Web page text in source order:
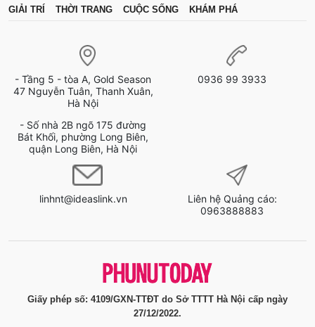
GIẢI TRÍ THỜI TRANG CUỘC SỐNG KHÁM PHÁ
- Tầng 5 - tòa A, Gold Season
47 Nguyễn Tuân, Thanh Xuân,
Hà Nội
- Số nhà 2B ngõ 175 đường
Bát Khối, phường Long Biên,
quận Long Biên, Hà Nội
0936 99 3933
linhnt@ideaslink.vn
Liên hệ Quảng cáo:
0963888883
Giấy phép số: 4109/GXN-TTĐT do Sở TTTT Hà Nội cấp ngày
27/12/2022.